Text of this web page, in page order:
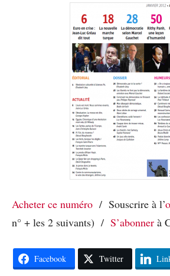
Acheter ce numéro / Souscrire à l’
n° + les 2 suivants) / S’abonner à
Facebook Twitter